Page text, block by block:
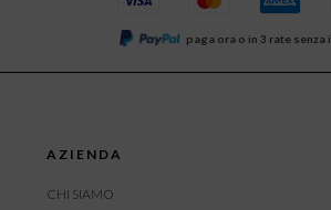
paga ora o in 3 rate senza
AZIENDA
CHI SIAMO